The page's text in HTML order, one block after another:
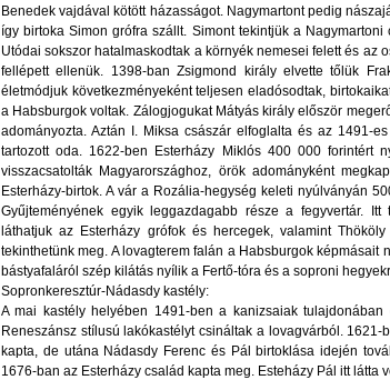
Benedek vajdával kötött házasságot. Nagymartont pedig
így birtoka Simon grófra szállt. Simont tekintjük a
Utódai sokszor hatalmaskodtak a környék nemesei felett és az
fellépett ellenük. 1398-ban Zsigmond király elvette tőlük
életmódjuk következményeként teljesen eladósodtak,
a Habsburgok voltak. Zálogjogukat Mátyás király először
adományozta. Aztán I. Miksa császár elfoglalta és az 1491-
tartozott oda. 1622-ben Esterházy Miklós 400 000 forintért
visszacsatolták Magyarországhoz, örök adományként
Esterházy-birtok. A vár a Rozália-hegység keleti nyúlványán
Gyűjteményének egyik leggazdagabb része a fegyvertár.
láthatjuk az Esterházy grófok és hercegek, valamint
tekinthetünk meg. A lovagterem falán a Habsburgok
bástyafaláról szép kilátás nyílik a Fertő-tóra és a soproni
Sopronkeresztúr-Nádasdy kastély:
A mai kastély helyében 1491-ben a kanizsaiak
Reneszánsz stílusú lakókastélyt csináltak a lovagvárból.
kapta, de utána Nádasdy Ferenc és Pál birtoklása idején
1676-ban az Esterházy család kapta meg. Esteházy Pál itt